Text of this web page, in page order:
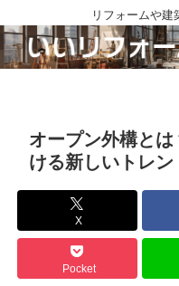
リフォームや建
オープン外構と
ける新しいトレン
X
Pocket